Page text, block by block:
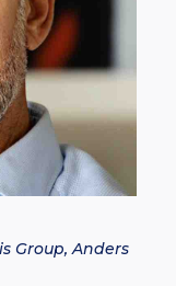
Group, Anders